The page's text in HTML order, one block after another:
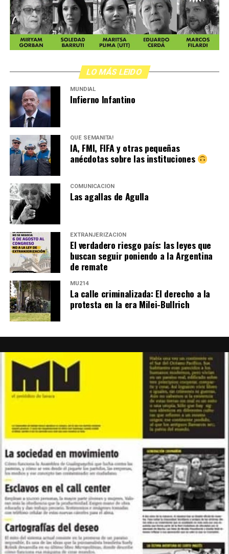
LO MÁS LEIDO
MUNDIAL
Infierno Infantino
QUÉ SEMANITA!
IA, FMI, FIFA y otras pequeñas
anécdotas sobre las instituciones
COMUNICACIÓN
Las agallas de Agulla
EXTRANJERIZACIÓN
El verdadero riesgo país: las leyes que
buscan seguir poniendo a la Argentina
de remate
MU214
La calle criminalizada: El derecho a la
protesta en la era Milei-Bullrich